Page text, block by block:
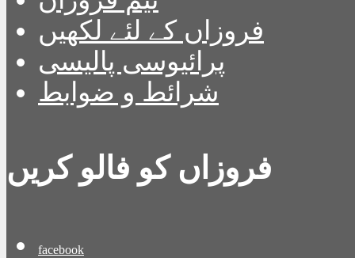
فروزاں کے لئے لکھیں
پرائیوسی پالیسی
شرائط و ضوابط
فروزاں کو فالو کریں
facebook